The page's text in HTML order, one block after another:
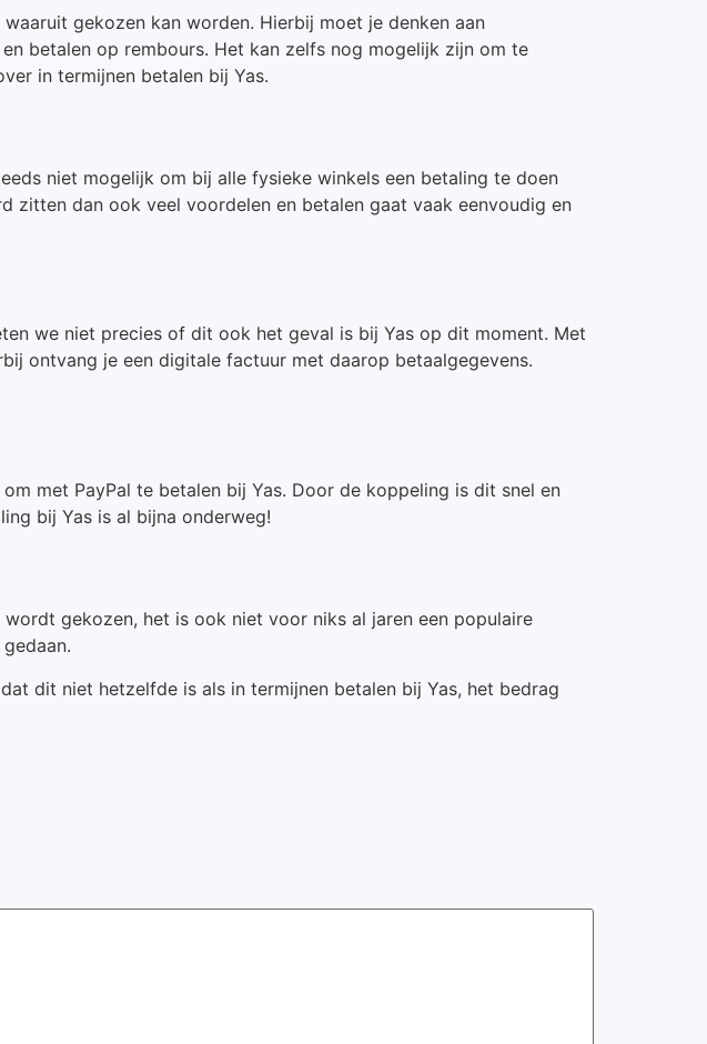
gekozen kan worden. Hierbij moet je denken aan
betalen op rembours. Het kan zelfs nog mogelijk zijn om te
in termijnen betalen bij Yas.
niet mogelijk om bij alle fysieke winkels een betaling te doen
zitten dan ook veel voordelen en betalen gaat vaak eenvoudig en
we niet precies of dit ook het geval is bij Yas op dit moment. Met
ontvang je een digitale factuur met daarop betaalgegevens.
met PayPal te betalen bij Yas. Door de koppeling is dit snel en
bij Yas is al bijna onderweg!
gekozen, het is ook niet voor niks al jaren een populaire
dit niet hetzelfde is als in termijnen betalen bij Yas, het bedrag